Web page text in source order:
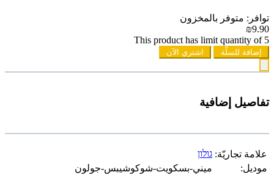
توافر: متوفر بالمخزون
₪9.90
This product has limit quantity of 5
إضافة للسلّة اشتري الآن
تفاصيل إضافية
علامة تجاريّة: גולון
موديل:
ميني-بسكويت-شوكوشيبس-جولون